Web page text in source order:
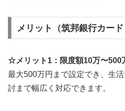
メリット（筑邦銀行カード
☆メリット1：限度額10万〜500
最大500万円まで設定でき、生
討まで幅広く対応できます。